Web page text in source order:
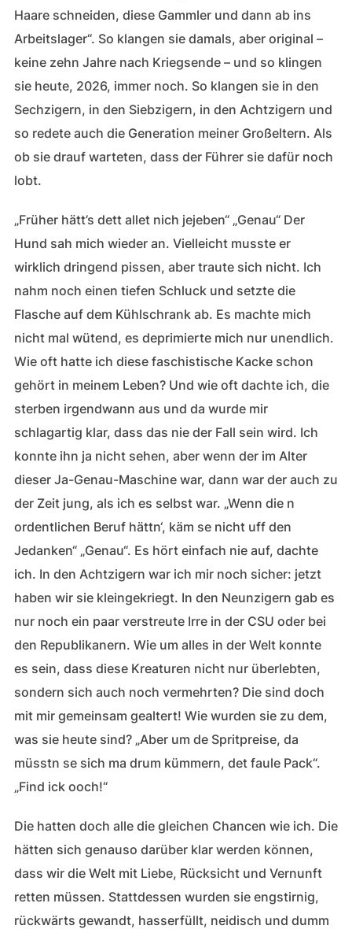
Haare schneiden, diese Gammler und dann ab ins
Arbeitslager“. So klangen sie damals, aber original –
keine zehn Jahre nach Kriegsende – und so klingen
sie heute, 2026, immer noch. So klangen sie in den
Sechzigern, in den Siebzigern, in den Achtzigern und
so redete auch die Generation meiner Großeltern. Als
ob sie drauf warteten, dass der Führer sie dafür noch
lobt.
„Früher hätt’s dett allet nich jejeben“ „Genau“ Der
Hund sah mich wieder an. Vielleicht musste er
wirklich dringend pissen, aber traute sich nicht. Ich
nahm noch einen tiefen Schluck und setzte die
Flasche auf dem Kühlschrank ab. Es machte mich
nicht mal wütend, es deprimierte mich nur unendlich.
Wie oft hatte ich diese faschistische Kacke schon
gehört in meinem Leben? Und wie oft dachte ich, die
sterben irgendwann aus und da wurde mir
schlagartig klar, dass das nie der Fall sein wird. Ich
konnte ihn ja nicht sehen, aber wenn der im Alter
dieser Ja-Genau-Maschine war, dann war der auch zu
der Zeit jung, als ich es selbst war. „Wenn die n
ordentlichen Beruf hättn‘, käm se nicht uff den
Jedanken“ „Genau“. Es hört einfach nie auf, dachte
ich. In den Achtzigern war ich mir noch sicher: jetzt
haben wir sie kleingekriegt. In den Neunzigern gab es
nur noch ein paar verstreute Irre in der CSU oder bei
den Republikanern. Wie um alles in der Welt konnte
es sein, dass diese Kreaturen nicht nur überlebten,
sondern sich auch noch vermehrten? Die sind doch
mit mir gemeinsam gealtert! Wie wurden sie zu dem,
was sie heute sind? „Aber um de Spritpreise, da
müsstn se sich ma drum kümmern, det faule Pack“.
„Find ick ooch!“
Die hatten doch alle die gleichen Chancen wie ich. Die
hätten sich genauso darüber klar werden können,
dass wir die Welt mit Liebe, Rücksicht und Vernunft
retten müssen. Stattdessen wurden sie engstirnig,
rückwärts gewandt, hasserfüllt, neidisch und dumm